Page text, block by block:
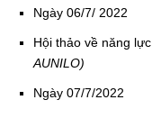
Ngày 06/7/ 2022
Hội thảo về năng lực
AUNILO)
Ngày 07/7/2022